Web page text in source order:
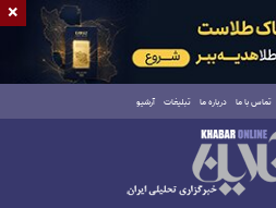
تماس با ما درباره ما تبلیغات آرشیو
×